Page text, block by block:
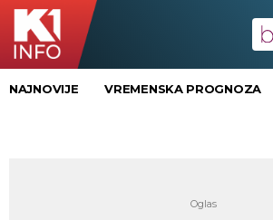
NAJNOVIJE VREMENSKA PROGNOZA